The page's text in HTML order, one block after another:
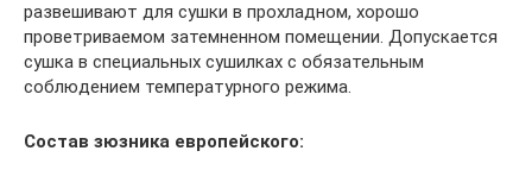
развешивают для сушки в прохладном, хорошо
проветриваемом затемненном помещении. Допускается
сушка в специальных сушилках с обязательным
соблюдением температурного режима.
Состав зюзника европейского: